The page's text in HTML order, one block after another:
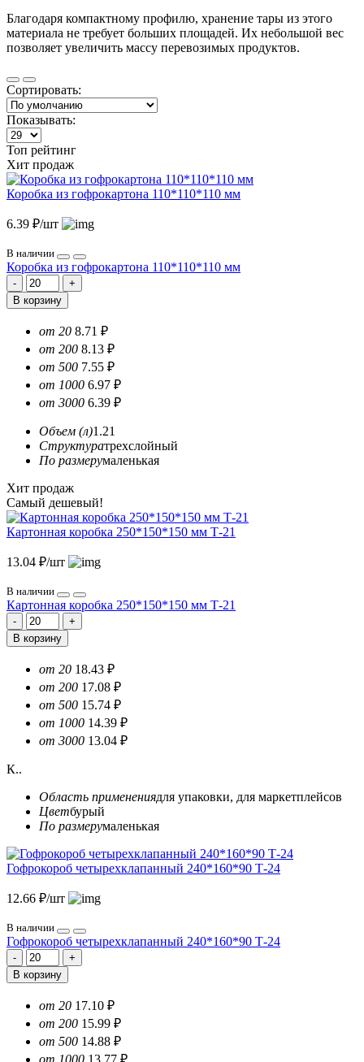
Благодаря компактному профилю, хранение тары из этого
материала не требует больших площадей. Их небольшой вес
позволяет увеличить массу перевозимых продуктов.
Сортировать:
Показывать:
Топ рейтинг
Хит продаж
Коробка из гофрокартона 110*110*110 мм
6.39 ₽/шт
В наличии
Коробка из гофрокартона 110*110*110 мм
В корзину
от 20 8.71 ₽
от 200 8.13 ₽
от 500 7.55 ₽
от 1000 6.97 ₽
от 3000 6.39 ₽
Объем (л)1.21
Структуратрехслойный
По размерумаленькая
Хит продаж
Самый дешевый!
Картонная коробка 250*150*150 мм Т-21
13.04 ₽/шт
В наличии
Картонная коробка 250*150*150 мм Т-21
В корзину
от 20 18.43 ₽
от 200 17.08 ₽
от 500 15.74 ₽
от 1000 14.39 ₽
от 3000 13.04 ₽
К..
Область применениядля упаковки, для маркетплейсов
Цветбурый
По размерумаленькая
Гофрокороб четырехклапанный 240*160*90 Т-24
12.66 ₽/шт
В наличии
Гофрокороб четырехклапанный 240*160*90 Т-24
В корзину
от 20 17.10 ₽
от 200 15.99 ₽
от 500 14.88 ₽
от 1000 13.77 ₽